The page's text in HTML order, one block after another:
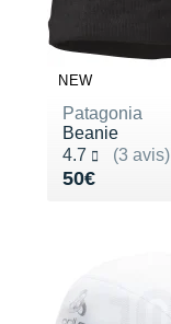
NEW
Patagonia
Beanie
4.7
(3 avis)
Noté 4.7 sur 5
50€
Vendu 50€